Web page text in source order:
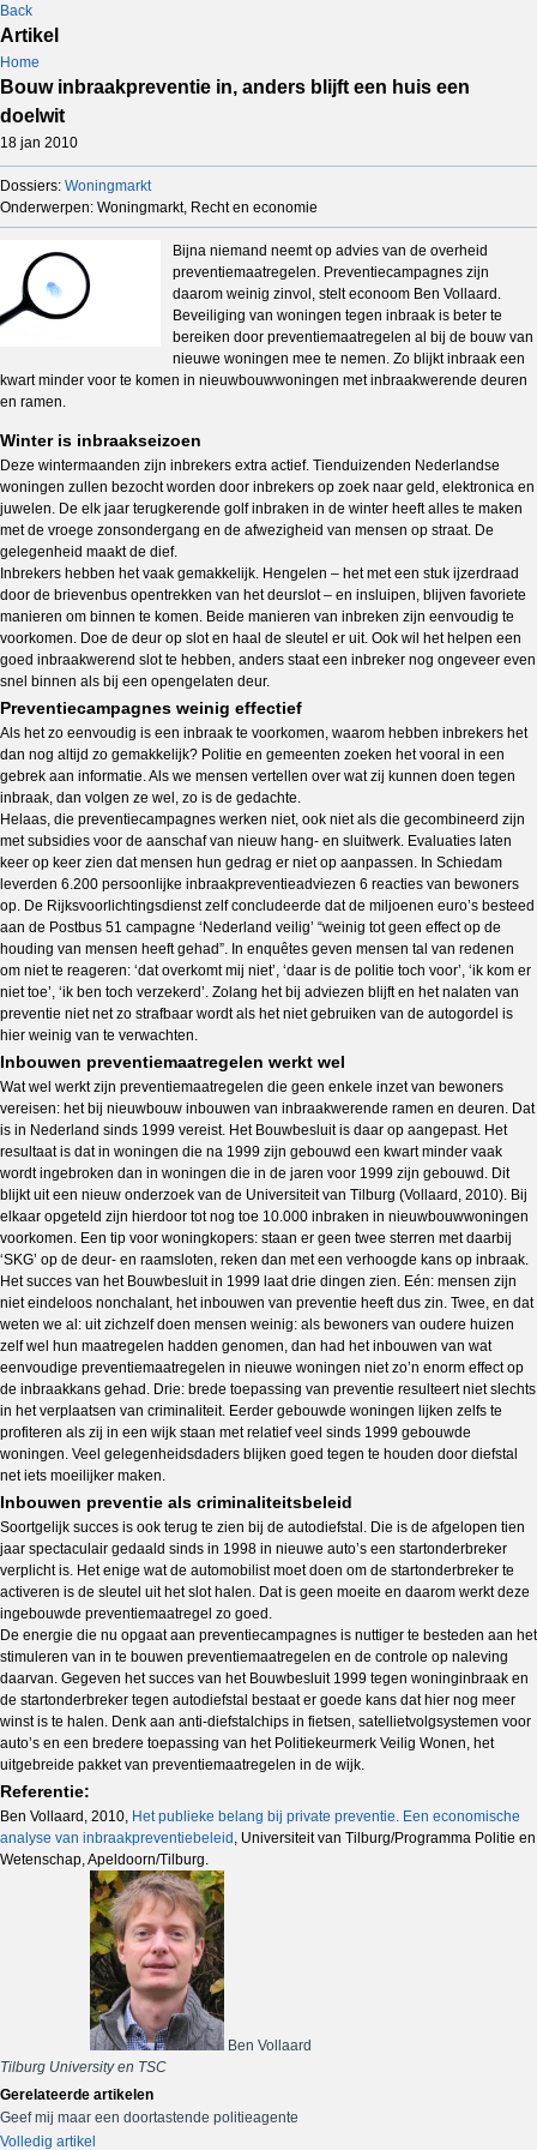
Back
Artikel
Home
Bouw inbraakpreventie in, anders blijft een huis een
doelwit
18 jan 2010
Dossiers: Woningmarkt
Onderwerpen: Woningmarkt, Recht en economie
Bijna niemand neemt op advies van de overheid
preventiemaatregelen. Preventiecampagnes zijn
daarom weinig zinvol, stelt econoom Ben Vollaard.
Beveiliging van woningen tegen inbraak is beter te
bereiken door preventiemaatregelen al bij de bouw van
nieuwe woningen mee te nemen. Zo blijkt inbraak een
kwart minder voor te komen in nieuwbouwwoningen met inbraakwerende deuren
en ramen.
Winter is inbraakseizoen
Deze wintermaanden zijn inbrekers extra actief. Tienduizenden Nederlandse
woningen zullen bezocht worden door inbrekers op zoek naar geld, elektronica en
juwelen. De elk jaar terugkerende golf inbraken in de winter heeft alles te maken
met de vroege zonsondergang en de afwezigheid van mensen op straat. De
gelegenheid maakt de dief.
Inbrekers hebben het vaak gemakkelijk. Hengelen – het met een stuk ijzerdraad
door de brievenbus opentrekken van het deurslot – en insluipen, blijven favoriete
manieren om binnen te komen. Beide manieren van inbreken zijn eenvoudig te
voorkomen. Doe de deur op slot en haal de sleutel er uit. Ook wil het helpen een
goed inbraakwerend slot te hebben, anders staat een inbreker nog ongeveer even
snel binnen als bij een opengelaten deur.
Preventiecampagnes weinig effectief
Als het zo eenvoudig is een inbraak te voorkomen, waarom hebben inbrekers het
dan nog altijd zo gemakkelijk? Politie en gemeenten zoeken het vooral in een
gebrek aan informatie. Als we mensen vertellen over wat zij kunnen doen tegen
inbraak, dan volgen ze wel, zo is de gedachte.
Helaas, die preventiecampagnes werken niet, ook niet als die gecombineerd zijn
met subsidies voor de aanschaf van nieuw hang- en sluitwerk. Evaluaties laten
keer op keer zien dat mensen hun gedrag er niet op aanpassen. In Schiedam
leverden 6.200 persoonlijke inbraakpreventieadviezen 6 reacties van bewoners
op. De Rijksvoorlichtingsdienst zelf concludeerde dat de miljoenen euro’s besteed
aan de Postbus 51 campagne ‘Nederland veilig’ “weinig tot geen effect op de
houding van mensen heeft gehad”. In enquêtes geven mensen tal van redenen
om niet te reageren: ‘dat overkomt mij niet’, ‘daar is de politie toch voor’, ‘ik kom er
niet toe’, ‘ik ben toch verzekerd’. Zolang het bij adviezen blijft en het nalaten van
preventie niet net zo strafbaar wordt als het niet gebruiken van de autogordel is
hier weinig van te verwachten.
Inbouwen preventiemaatregelen werkt wel
Wat wel werkt zijn preventiemaatregelen die geen enkele inzet van bewoners
vereisen: het bij nieuwbouw inbouwen van inbraakwerende ramen en deuren. Dat
is in Nederland sinds 1999 vereist. Het Bouwbesluit is daar op aangepast. Het
resultaat is dat in woningen die na 1999 zijn gebouwd een kwart minder vaak
wordt ingebroken dan in woningen die in de jaren voor 1999 zijn gebouwd. Dit
blijkt uit een nieuw onderzoek van de Universiteit van Tilburg (Vollaard, 2010). Bij
elkaar opgeteld zijn hierdoor tot nog toe 10.000 inbraken in nieuwbouwwoningen
voorkomen. Een tip voor woningkopers: staan er geen twee sterren met daarbij
‘SKG’ op de deur- en raamsloten, reken dan met een verhoogde kans op inbraak.
Het succes van het Bouwbesluit in 1999 laat drie dingen zien. Eén: mensen zijn
niet eindeloos nonchalant, het inbouwen van preventie heeft dus zin. Twee, en dat
weten we al: uit zichzelf doen mensen weinig: als bewoners van oudere huizen
zelf wel hun maatregelen hadden genomen, dan had het inbouwen van wat
eenvoudige preventiemaatregelen in nieuwe woningen niet zo’n enorm effect op
de inbraakkans gehad. Drie: brede toepassing van preventie resulteert niet slechts
in het verplaatsen van criminaliteit. Eerder gebouwde woningen lijken zelfs te
profiteren als zij in een wijk staan met relatief veel sinds 1999 gebouwde
woningen. Veel gelegenheidsdaders blijken goed tegen te houden door diefstal
net iets moeilijker maken.
Inbouwen preventie als criminaliteitsbeleid
Soortgelijk succes is ook terug te zien bij de autodiefstal. Die is de afgelopen tien
jaar spectaculair gedaald sinds in 1998 in nieuwe auto’s een startonderbreker
verplicht is. Het enige wat de automobilist moet doen om de startonderbreker te
activeren is de sleutel uit het slot halen. Dat is geen moeite en daarom werkt deze
ingebouwde preventiemaatregel zo goed.
De energie die nu opgaat aan preventiecampagnes is nuttiger te besteden aan het
stimuleren van in te bouwen preventiemaatregelen en de controle op naleving
daarvan. Gegeven het succes van het Bouwbesluit 1999 tegen woninginbraak en
de startonderbreker tegen autodiefstal bestaat er goede kans dat hier nog meer
winst is te halen. Denk aan anti-diefstalchips in fietsen, satellietvolgsystemen voor
auto’s en een bredere toepassing van het Politiekeurmerk Veilig Wonen, het
uitgebreide pakket van preventiemaatregelen in de wijk.
Referentie:
Ben Vollaard, 2010, Het publieke belang bij private preventie. Een economische
analyse van inbraakpreventiebeleid , Universiteit van Tilburg/Programma Politie en
Wetenschap, Apeldoorn/Tilburg.
Ben Vollaard
Tilburg University en TSC
Gerelateerde artikelen
Geef mij maar een doortastende politieagente
Volledig artikel